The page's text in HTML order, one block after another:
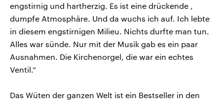
engstirnig und hartherzig. Es ist eine drückende ,
dumpfe Atmosphäre. Und da wuchs ich auf. Ich lebte
in diesem engstirnigen Milieu. Nichts durfte man tun.
Alles war sünde. Nur mit der Musik gab es ein paar
Ausnahmen. Die Kirchenorgel, die war ein echtes
Ventil.“
Das Wüten der ganzen Welt ist ein Bestseller in den